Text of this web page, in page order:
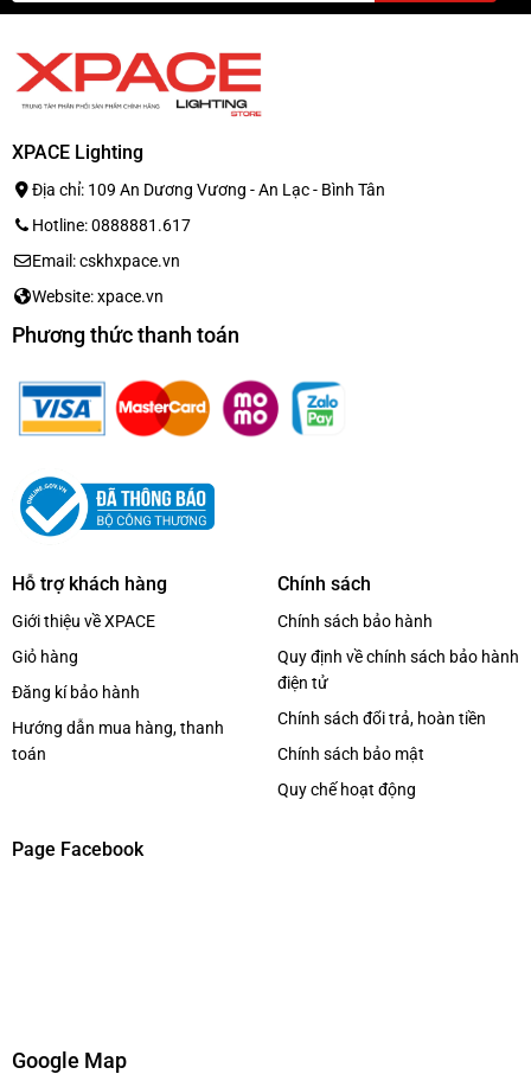
XPACE Lighting
Địa chỉ: 109 An Dương Vương - An Lạc - Bình Tân
Hotline: 0888881.617
Email: cskhxpace.vn
Website: xpace.vn
Phương thức thanh toán
Hỗ trợ khách hàng
Giới thiệu về XPACE
Giỏ hàng
Đăng kí bảo hành
Hướng dẫn mua hàng, thanh
toán
Chính sách
Chính sách bảo hành
Quy định về chính sách bảo hành
điện tử
Chính sách đổi trả, hoàn tiền
Chính sách bảo mật
Quy chế hoạt động
Page Facebook
Google Map